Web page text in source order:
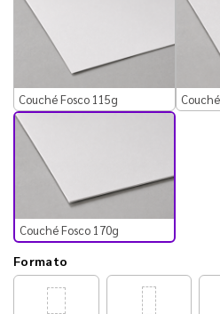
Couché Fosco 115g
Couché Fosco 170g
Formato